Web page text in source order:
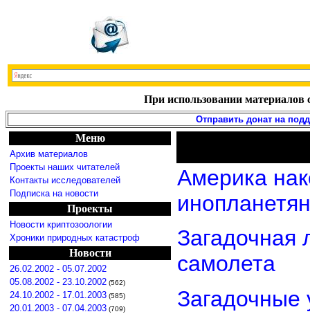
При использовании материалов
Отправить донат на
Меню
Архив материалов
Проекты наших читателей
Контакты исследователей
Подписка на новости
Проекты
Новости криптозоологии
Хроники природных катастроф
Новости
26.02.2002 - 05.07.2002
05.08.2002 - 23.10.2002 (562)
24.10.2002 - 17.01.2003 (585)
20.01.2003 - 07.04.2003 (709)
Америка
инопланетян
Загадочная
самолета
Загадочные